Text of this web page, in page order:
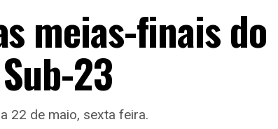
meias-finais do
23
22 de maio, sexta feira.